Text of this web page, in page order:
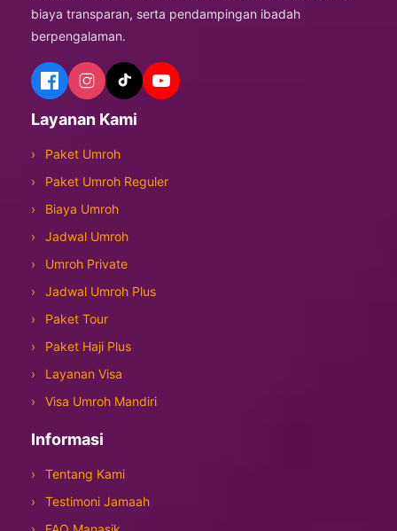
biaya transparan, serta pendampingan ibadah
berpengalaman.
Layanan Kami
Paket Umroh
Paket Umroh Reguler
Biaya Umroh
Jadwal Umroh
Umroh Private
Jadwal Umroh Plus
Paket Tour
Paket Haji Plus
Layanan Visa
Visa Umroh Mandiri
Informasi
Tentang Kami
Testimoni Jamaah